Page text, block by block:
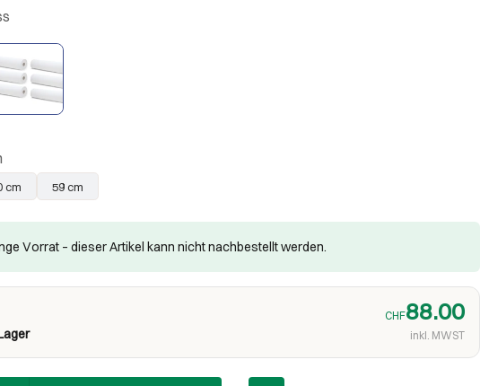
cm 59 cm
Vorrat – dieser Artikel kann nicht nachbestellt werden.
CHF88.00
inkl. MWST